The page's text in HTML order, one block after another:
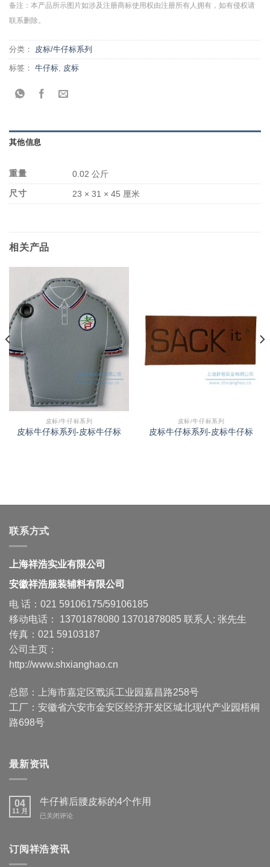
备注：本产品所示图片如涉及注册商标使用权由注册所有人拥有，如有侵权请
联系删除。
分类： 皮标/牛仔标系列
标签： 牛仔标 皮标
其他信息
重量
0.02 公斤
尺寸
23 × 31 × 45 厘米
相关产品
皮标/牛仔标系列
皮标牛仔标系列-皮标牛仔标
皮标/牛仔标系列
皮标牛仔标系列-皮标牛仔标
联系方式
上海祥浩实业有限公司
安徽祥浩服装辅料有限公司
电 话：021 59106175/59106185
移动电话： 13701878080 13701878085 联系人: 张先生
传真：021 59103187
公司主页：
http://www.shxianghao.cn
总部：上海市嘉定区戬浜工业园嘉昌路258号
工厂：安徽省六安市金安区经济开发区城北现代产业园梧桐
路698号
最新资讯
04
11 月
牛仔裤后腰皮标的4个作用
牛
后
腰
已关闭评论
订阅祥浩资讯